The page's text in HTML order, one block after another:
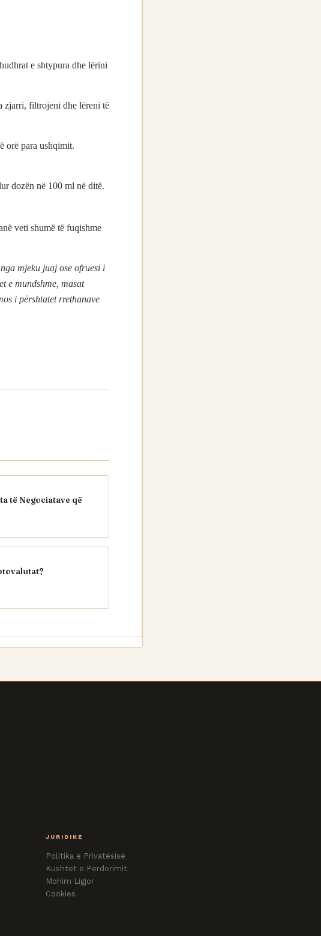
e shtypura dhe lërini
zjarri, filtrojeni dhe lëreni të
orë para ushqimit.
dozën në 100 ml në ditë.
veti shumë të fuqishme
mjeku juaj ose ofruesi i
e mundshme, masat
i përshtatet rrethanave
të Negociatave që
JURIDIKE
Politika e Privatësisë
Kushtet e Përdorimit
Mohim Ligjor
Cookies